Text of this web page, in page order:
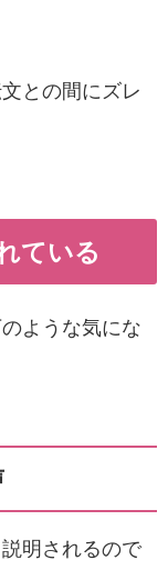
との間にズレ
ている
ような気にな
明されるので